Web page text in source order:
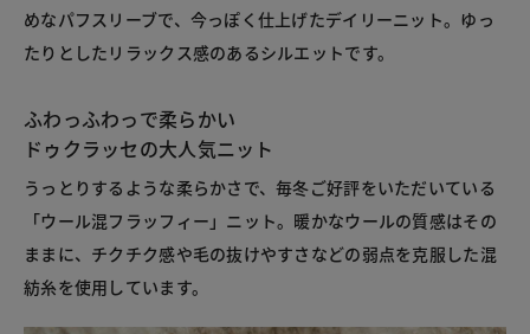
めなパフスリーブで、今っぽく仕上げたデイリーニット。ゆっ
たりとしたリラックス感のあるシルエットです。
ふわっふわっで柔らかい
ドゥクラッセの大人気ニット
うっとりするような柔らかさで、毎冬ご好評をいただいている
「ウール混フラッフィー」ニット。暖かなウールの質感はその
ままに、チクチク感や毛の抜けやすさなどの弱点を克服した混
紡糸を使用しています。